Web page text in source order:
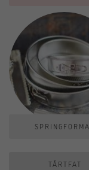
TÅRTFAT